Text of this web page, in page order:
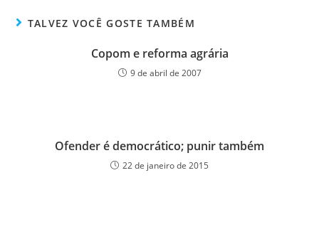
TALVEZ VOCÊ GOSTE TAMBÉM
Copom e reforma agrária
9 de abril de 2007
Ofender é democrático; punir também
22 de janeiro de 2015